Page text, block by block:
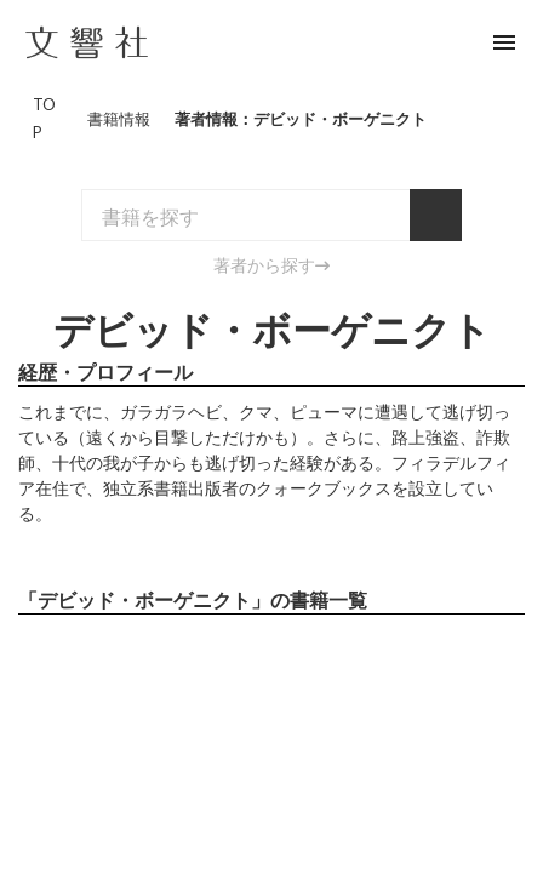
menu
TO
P
書籍情報 著者情報：デビッド・ボーゲニクト
著者から探す
デビッド・ボーゲニクト
経歴・プロフィール
これまでに、ガラガラヘビ、クマ、ピューマに遭遇して逃げ切っ
ている（遠くから目撃しただけかも）。さらに、路上強盗、詐欺
師、十代の我が子からも逃げ切った経験がある。フィラデルフィ
ア在住で、独立系書籍出版者のクォークブックスを設立してい
る。
「デビッド・ボーゲニクト」の書籍一覧